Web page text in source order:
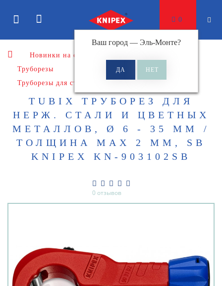
Ваш город — Эль-Монте?
0
Новинки на сайте
Труборезы
Труборезы для стали и цветных металлов
TUBIX ТРУБОРЕЗ ДЛЯ
НЕРЖ. СТАЛИ И ЦВЕТНЫХ
МЕТАЛЛОВ, Ø 6 - 35 ММ /
ТОЛЩИНА MAX 2 ММ, SB
KNIPEX KN-903102SB
0 отзывов